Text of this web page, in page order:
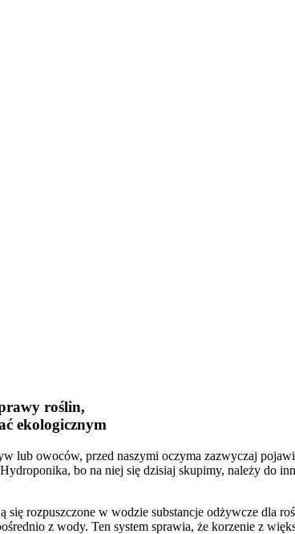
roślin,
ekologicznym
owoców, przed naszymi oczyma zazwyczaj
bo na niej się dzisiaj skupimy, należy do
rozpuszczone w wodzie substancje odżywcze dla
z wody. Ten system sprawia, że korzenie z